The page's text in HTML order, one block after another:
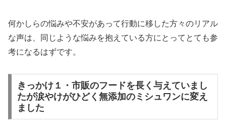
何かしらの悩みや不安があって行動に移した方々のリアル
な声は、同じような悩みを抱えている方にとってとても参
考になるはずです。
きっかけ１・市販のフードを長く与えていまし
たが涙やけがひどく無添加のミシュワンに変え
ました